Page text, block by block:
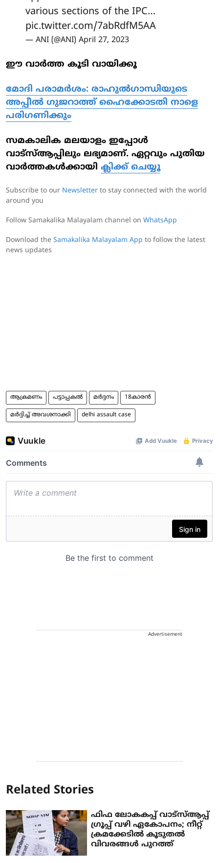
various sections of the IPC…
pic.twitter.com/7abRdfM5AA
— ANI (@ANI) April 27, 2023
ഈ വാര്‍ത്ത കൂടി വായിക്കൂ
മോദി പരാമർശം: രാഹുൽ​ഗാന്ധിയുടെ
അപ്പീൽ ​ഗുജറാത്ത് ഹൈക്കോടതി നാളെ
പരി​ഗണിക്കും
സമകാലിക മലയാളം ഇപ്പോള്‍
വാട്‌സ്ആപ്പിലും ലഭ്യമാണ്. ഏറ്റവും പുതിയ
വാര്‍ത്തകള്‍ക്കായി ക്ലിക്ക് ചെയ്യൂ
Subscribe to our Newsletter to stay connected with the world
around you
Follow Samakalika Malayalam channel on WhatsApp
Download the Samakalika Malayalam App to follow the latest
news updates
ആക്രമണം പട്ടാപ്പകല്‍ മർദ്ദനം 18കാരൻ
മര്‍ദ്ദിച്ച് അവശനാക്കി delhi assault case
Advertisement
Related Stories
ഫിഫ ലോകകപ്പ് വാട്‌സ്ആപ്പ്
ഗ്രൂപ്പ് വഴി ഏകോപനം; നീറ്റ്
ക്രമക്കേടില്‍ കൂടുതല്‍
വിവരങ്ങള്‍ പുറത്ത്